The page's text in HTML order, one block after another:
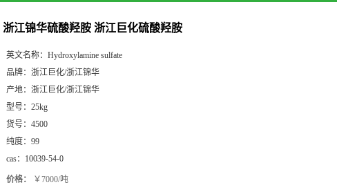
浙江锦华硫酸羟胺 浙江巨化硫酸羟胺
英文名称： Hydroxylamine sulfate
品牌： 浙江巨化/浙江锦华
产地： 浙江巨化/浙江锦华
型号： 25kg
货号： 4500
纯度： 99
cas： 10039-54-0
价格： ￥7000/吨